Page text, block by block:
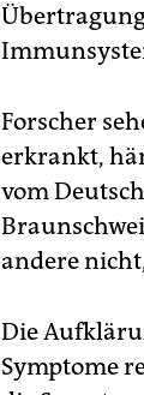
Forscher
erkrankt,
vom
andere
Die
Symptome